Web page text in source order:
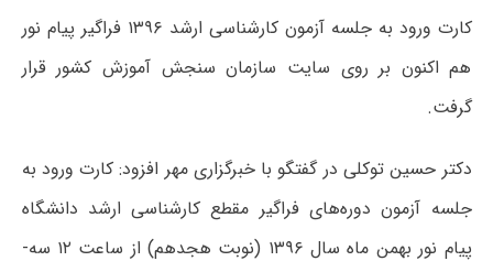
کارت ورود به جلسه آزمون کارشناسی ارشد ۱۳۹۶ فراگیر پیام نور
هم اکنون بر روی سایت سازمان سنجش آموزش کشور قرار
گرفت.
دکتر حسین توکلی در گفتگو با خبرگزاری مهر افزود: کارت ورود به
جلسه آزمون دوره‌های فراگیر مقطع کارشناسی ارشد دانشگاه
پیام­ نور بهمن ماه سال ۱۳۹۶ (نوبت هجدهم) از ساعت ۱۲ سه‌­